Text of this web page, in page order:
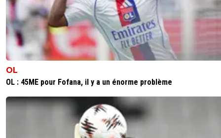
OL
OL : 45ME pour Fofana, il y a un énorme problème